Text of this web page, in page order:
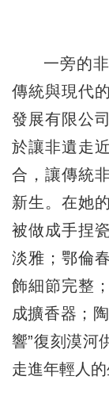
一旁的
傳統與現代
發展有限公
於讓非遺走
合，讓傳統
新生。在她
被做成手捏
淡雅；鄂倫
飾細節完整
成擴香器；
響”復刻漠河
走進年輕人的